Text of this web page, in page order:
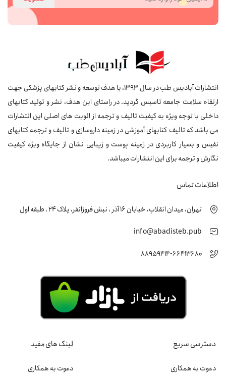
انتشارات آبادیس طب در سال 1393، با هدف توسعه و نشر کتابهای پزشکی جهت
ارتقاء سلامت جامعه تاسیس گردید. در راستای این هدف، نشر و تولید کتابهای
داخلی با توجه ویژه به کیفیت تالیف و ترجمه از الویت های اصلی این انتشارات
می باشد که تالیف کتابهای آموزشی در زمینه داروسازی و تالیف و ترجمه کتابهای
نفیس و بسیار کاربردی در زمینه پوست و زیبایی نشان از جایگاه ویژه کیفیت
نگارش و ترجمه برای این انتشارات میباشد.
اطلاعات تماس
تهران، میدان انقلاب، خیابان 16 آذر ، نبش فروزانفر، پلاک 24 ، طبقه اول
info@abadisteb.pub
88959414-66413680
دسترسی سریع
دعوت به همکاری
لینک های مفید
دعوت به همکاری